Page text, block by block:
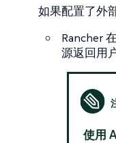
如果配置了外
Rancher
源返回用户
使用